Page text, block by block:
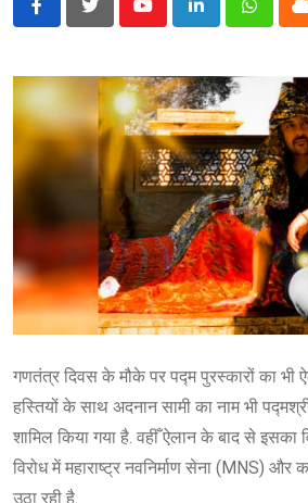
YoutubeLinkedIn
गणतंत्र दिवस के मौके पर पद्म पुरस्कारों का भी
हस्तियों के साथ अदनान सामी का नाम भी
शामिल किया गया है. वहीँ ऐलान के बाद से इसका
विरोध में महाराष्ट्र नवनिर्माण सेना (MNS)
उठा रही है.